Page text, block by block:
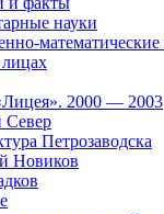
науки
математические
2000 — 2003
Север
Петрозаводска
Новиков